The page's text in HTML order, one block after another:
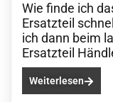
Wie finde ich
Ersatzteil
ich dann beim
Ersatzteil
Weiterlesen